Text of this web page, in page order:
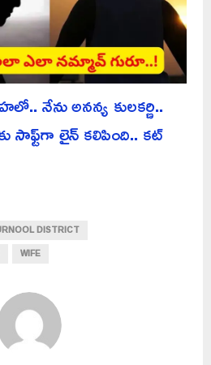
నేను అనన్య కులకర్ణి..
సాఫ్ట్‌గా లైన్ కలిపింది.. కట్
DISTRICT
WIFE